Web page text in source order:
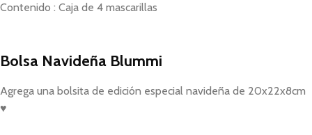
Contenido : Caja de 4 mascarillas
Bolsa Navideña Blummi
Agrega una bolsita de edición especial navideña de 20x22x8cm
♥